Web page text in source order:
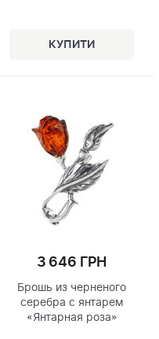
3 646 ГРН
Брошь из черненого
серебра с янтарем
«Янтарная роза»